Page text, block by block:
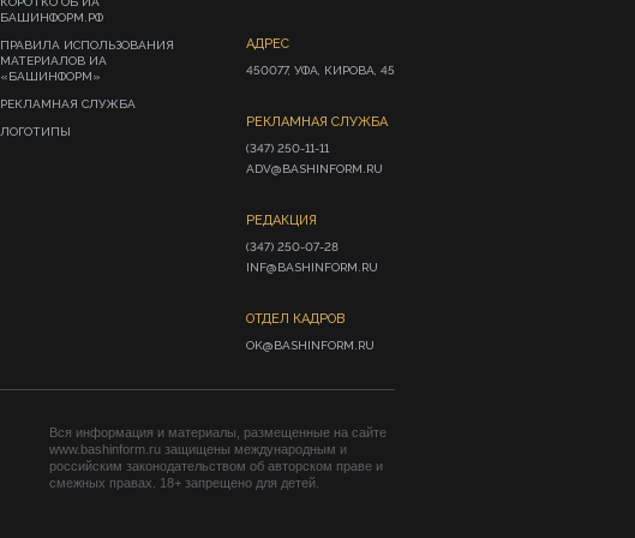
БАШИНФОРМ.РФ
ПРАВИЛА ИСПОЛЬЗОВАНИЯ
МАТЕРИАЛОВ ИА
«БАШИНФОРМ»
РЕКЛАМНАЯ СЛУЖБА
ЛОГОТИПЫ
АДРЕС
450077, УФА, КИРОВА, 45
РЕКЛАМНАЯ СЛУЖБА
(347) 250-11-11
ADV@BASHINFORM.RU
РЕДАКЦИЯ
(347) 250-07-28
INF@BASHINFORM.RU
ОТДЕЛ КАДРОВ
OK@BASHINFORM.RU
Вся информация и материалы, размещенные на сайте
www.bashinform.ru защищены международным и
российским законодательством об авторском праве и
смежных правах. 18+ запрещено для детей.